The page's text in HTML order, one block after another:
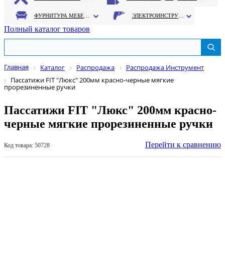
Полный каталог товаров
Главная Каталог Распродажа
Распродажа Инструмент
Пассатижи FIT "Люкс" 200мм красно-черные мягкие
прорезиненные ручки
Пассатижи FIT "Люкс" 200мм красно-
черные мягкие прорезиненные ручки
Код товара: 50728 Перейти к сравнению